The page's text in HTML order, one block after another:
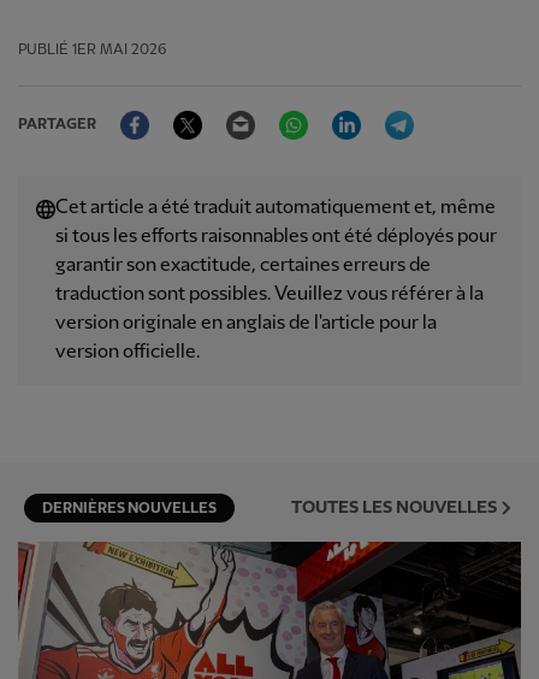
PUBLIÉ 1ER MAI 2026
PARTAGER
FacebookTwitter Email WhatsAppLinkedIn
Cet article a été traduit automatiquement et, même
si tous les efforts raisonnables ont été déployés pour
garantir son exactitude, certaines erreurs de
traduction sont possibles. Veuillez vous référer à la
version originale en anglais de l'article pour la
version officielle.
DERNIÈRES NOUVELLES TOUTES LES NOUVELLES